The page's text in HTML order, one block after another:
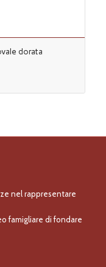
dorata
nel rappresentare
famigliare di fondare